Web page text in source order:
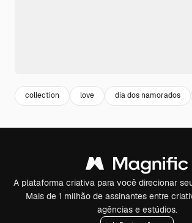
collection love dia dos namorados
A plataforma criativa para você direcionar
Mais de 1 milhão de assinantes entre
agências e estúdios.